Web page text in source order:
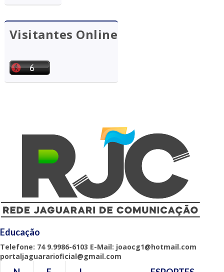
Visitantes Online
Educação
Telefone: 74 9.9986-6103 E-Mail: joaocg1@hotmail.com
portaljaguararioficial@gmail.com